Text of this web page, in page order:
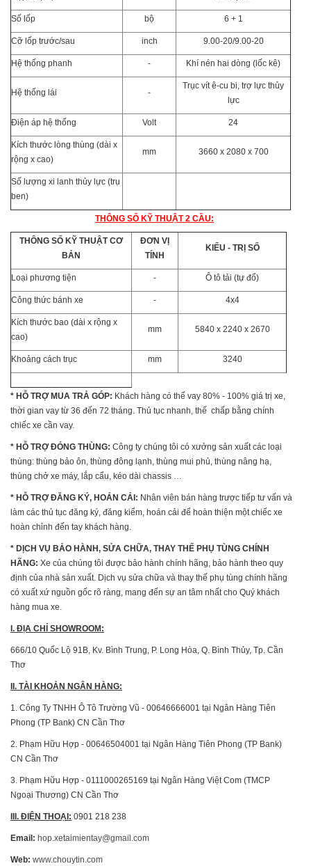
Số lốp bộ 6 + 1
Cỡ lốp trước/sau inch 9.00-20/9.00-20
Hệ thống phanh - Khí nén hai dòng (lốc kê)
Hệ thống lái -
Trục vít ê-cu bi, trợ lực thủy
lực
Điện áp hệ thống Volt 24
Kích thước lòng thùng (dài x
rộng x cao)
mm 3660 x 2080 x 700
Số lượng xi lanh thủy lực (trụ
ben)
THÔNG SỐ KỸ THUẬT 2 CẦU:
THÔNG SỐ KỸ THUẬT CƠ
BẢN
ĐƠN VỊ
TÍNH
KIỂU - TRỊ SỐ
Loại phương tiện - Ô tô tải (tự đổ)
Công thức bánh xe - 4x4
Kích thước bao (dài x rộng x
cao)
mm 5840 x 2240 x 2670
Khoảng cách trục mm 3240
* HỖ TRỢ MUA TRẢ GÓP: Khách hàng có thể vay 80% - 100% giá trị xe,
thời gian vay từ 36 đến 72 tháng. Thủ tục nhanh, thế chấp bằng chính
chiếc xe cần vay.
* HỖ TRỢ ĐÓNG THÙNG: Công ty chúng tôi có xưởng sản xuất các loại
thùng: thùng bảo ôn, thùng đông lạnh, thùng mui phủ, thùng nâng hạ,
thùng chở xe máy, lắp cẩu, kéo dài chassis …
* HỖ TRỢ ĐĂNG KÝ, HOÁN CẢI: Nhân viên bán hàng trược tiếp tư vấn và
làm các thủ tục đăng ký, đăng kiểm, hoán cải để hoàn thiện một chiếc xe
hoàn chỉnh đến tay khách hàng.
* DỊCH VỤ BẢO HÀNH, SỬA CHỮA, THAY THẾ PHỤ TÙNG CHÍNH
HÃNG: Xe của chúng tôi được bảo hành chính hãng, bảo hành theo quy
định của nhà sản xuất. Dịch vụ sửa chữa và thay thế phụ tùng chính hãng
có xuất xứ nguồn gốc rõ ràng, mang đến sự an tâm nhất cho Quý khách
hàng mua xe.
I. ĐỊA CHỈ SHOWROOM:
666/10 Quốc Lộ 91B, Kv. Bình Trung, P. Long Hòa, Q. Bình Thủy, Tp. Cần
Thơ
II. TÀI KHOẢN NGÂN HÀNG:
1. Công Ty TNHH Ô Tô Trường Vũ - 00646666001 tại Ngân Hàng Tiên
Phong (TP Bank) CN Cần Thơ
2. Phạm Hữu Hợp - 00646504001 tại Ngân Hàng Tiên Phong (TP Bank)
CN Cần Thơ
3. Phạm Hữu Hợp - 0111000265169 tại Ngân Hàng Việt Com (TMCP
Ngoại Thương) CN Cần Thơ
III. ĐIỆN THOẠI : 0901 218 238
Email: hop.xetaimientay@gmail.com
Web: www.chouytin.com